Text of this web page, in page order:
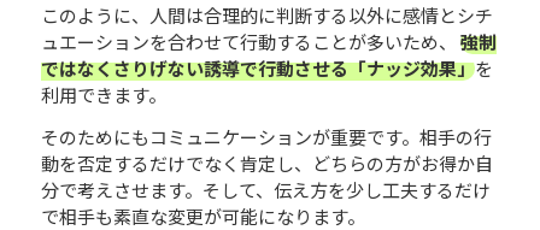
このように、人間は合理的に判断する以外に感情とシチ
ュエーションを合わせて行動することが多いため、 強制
ではなくさりげない誘導で行動させる「ナッジ効果」を
利用できます。
そのためにもコミュニケーションが重要です。相手の行
動を否定するだけでなく肯定し、どちらの方がお得か自
分で考えさせます。そして、伝え方を少し工夫するだけ
で相手も素直な変更が可能になります。